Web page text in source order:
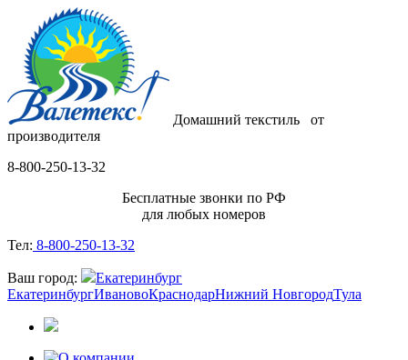
Домашний текстиль от
производителя
8-800-250-13-32
Бесплатные звонки по РФ
для любых номеров
Тел: 8-800-250-13-32
Ваш город:
Екатеринбург
ЕкатеринбургИвановоКраснодарНижний НовгородТула